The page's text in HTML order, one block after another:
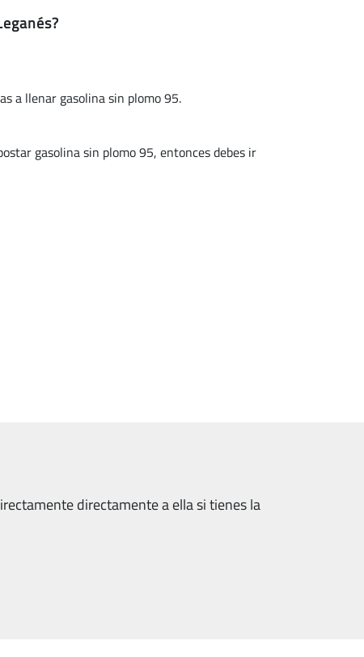
a llenar gasolina sin plomo 95.
gasolina sin plomo 95, entonces debes ir
directamente a ella si tienes la